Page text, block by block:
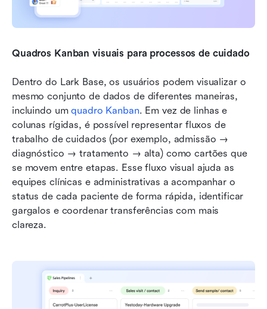
Quadros Kanban visuais para processos de cuidado
Dentro do Lark Base, os usuários podem visualizar o
mesmo conjunto de dados de diferentes maneiras,
incluindo um quadro Kanban. Em vez de linhas e
colunas rígidas, é possível representar fluxos de
trabalho de cuidados (por exemplo, admissão →
diagnóstico → tratamento → alta) como cartões que
se movem entre etapas. Esse fluxo visual ajuda as
equipes clínicas e administrativas a acompanhar o
status de cada paciente de forma rápida, identificar
gargalos e coordenar transferências com mais
clareza.